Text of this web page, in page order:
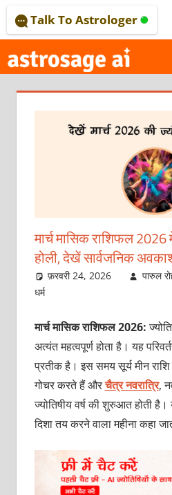
to
content
–
Talk To Astrologer
मार्च मासिक राशिफल
होली, देखें सार्वजनिक
फ़रवरी 24, 2026 पारुल
धर्म
मार्च मासिक राशिफल 2026:
अत्‍यंत महत्‍वपूर्ण होता है। यह
प्रतीक है। इस समय सूर्य मीन
गोचर करते हैं औरचैत्र नवरात्रि,
ज्‍योतिषीय वर्ष की शुरुआत होती है।
दिशा तय करने वाला महीना कहा